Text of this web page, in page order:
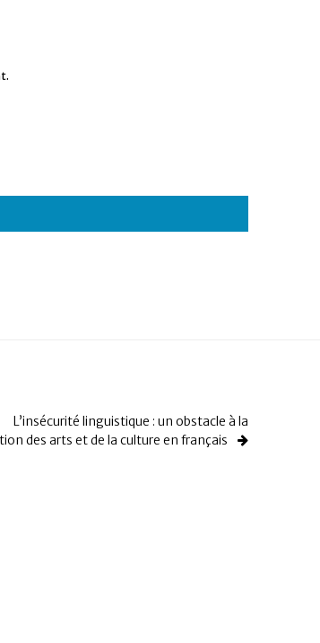
L’insécurité linguistique : un obstacle à la
des arts et de la culture en français